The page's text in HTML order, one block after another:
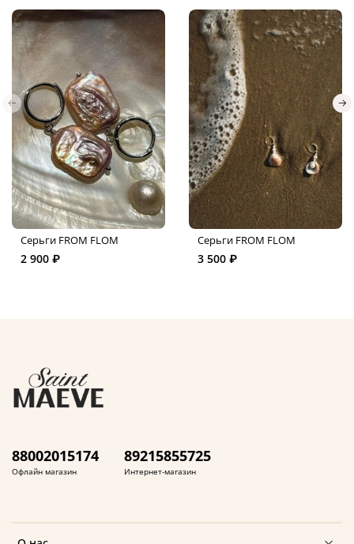
Серьги FROM FLOM
2 900 ₽
Серьги FROM FLOM
3 500 ₽
88002015174
Офлайн магазин
89215855725
Интернет-магазин